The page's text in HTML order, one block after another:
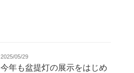
2025/05/29
今年も盆提灯の展示をはじめ